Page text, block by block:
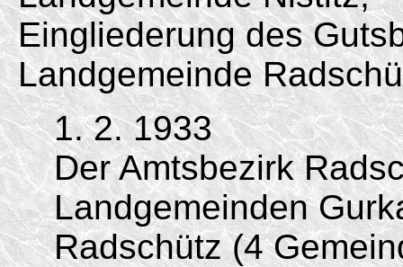
Eingliederung des
Landgemeinde
1. 2. 1933
Der Amtsbezirk
Landgemeinden
Radschütz (4